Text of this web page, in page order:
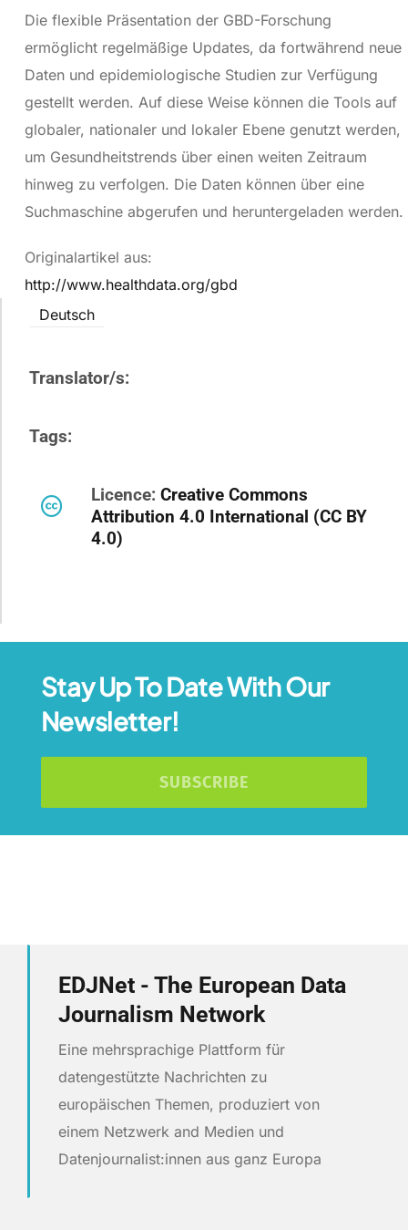
Die flexible Präsentation der GBD-Forschung
ermöglicht regelmäßige Updates, da fortwährend neue
Daten und epidemiologische Studien zur Verfügung
gestellt werden. Auf diese Weise können die Tools auf
globaler, nationaler und lokaler Ebene genutzt werden,
um Gesundheitstrends über einen weiten Zeitraum
hinweg zu verfolgen. Die Daten können über eine
Suchmaschine abgerufen und heruntergeladen werden.
Originalartikel aus:
http://www.healthdata.org/gbd
Deutsch
Translator/s:
Tags:
Licence: Creative Commons
Attribution 4.0 International (CC BY
4.0)
Stay Up To Date With Our
Newsletter!
SUBSCRIBE
EDJNet - The European Data
Journalism Network
Eine mehrsprachige Plattform für
datengestützte Nachrichten zu
europäischen Themen, produziert von
einem Netzwerk and Medien und
Datenjournalist:innen aus ganz Europa